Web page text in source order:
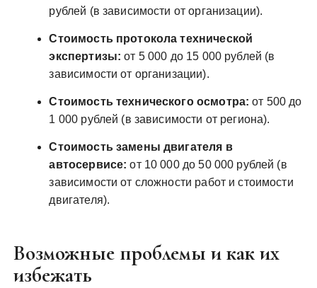
рублей (в зависимости от организации).
Стоимость протокола технической
экспертизы: от 5 000 до 15 000 рублей (в
зависимости от организации).
Стоимость технического осмотра: от 500 до
1 000 рублей (в зависимости от региона).
Стоимость замены двигателя в
автосервисе: от 10 000 до 50 000 рублей (в
зависимости от сложности работ и стоимости
двигателя).
Возможные проблемы и как их
избежать